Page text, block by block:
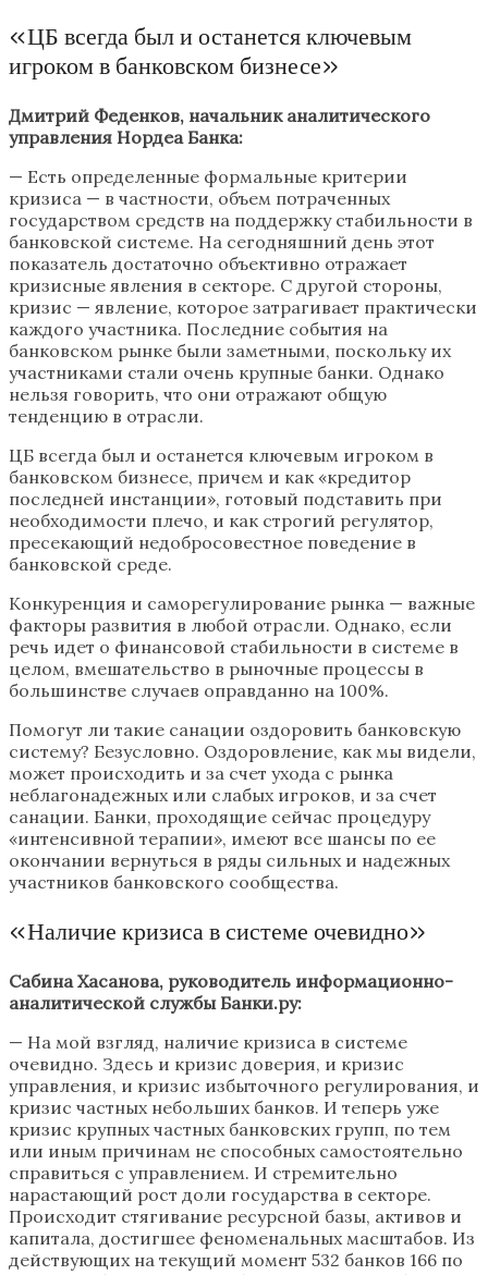
«ЦБ всегда был и останется ключевым
игроком в банковском бизнесе»
Дмитрий Феденков, начальник аналитического
управления Нордеа Банка:
— Есть определенные формальные критерии
кризиса — в частности, объем потраченных
государством средств на поддержку стабильности в
банковской системе. На сегодняшний день этот
показатель достаточно объективно отражает
кризисные явления в секторе. С другой стороны,
кризис — явление, которое затрагивает практически
каждого участника. Последние события на
банковском рынке были заметными, поскольку их
участниками стали очень крупные банки. Однако
нельзя говорить, что они отражают общую
тенденцию в отрасли.
ЦБ всегда был и останется ключевым игроком в
банковском бизнесе, причем и как «кредитор
последней инстанции», готовый подставить при
необходимости плечо, и как строгий регулятор,
пресекающий недобросовестное поведение в
банковской среде.
Конкуренция и саморегулирование рынка — важные
факторы развития в любой отрасли. Однако, если
речь идет о финансовой стабильности в системе в
целом, вмешательство в рыночные процессы в
большинстве случаев оправданно на 100%.
Помогут ли такие санации оздоровить банковскую
систему? Безусловно. Оздоровление, как мы видели,
может происходить и за счет ухода с рынка
неблагонадежных или слабых игроков, и за счет
санации. Банки, проходящие сейчас процедуру
«интенсивной терапии», имеют все шансы по ее
окончании вернуться в ряды сильных и надежных
участников банковского сообщества.
«Наличие кризиса в системе очевидно»
Сабина Хасанова, руководитель информационно-
аналитической службы Банки.ру:
— На мой взгляд, наличие кризиса в системе
очевидно. Здесь и кризис доверия, и кризис
управления, и кризис избыточного регулирования, и
кризис частных небольших банков. И теперь уже
кризис крупных частных банковских групп, по тем
или иным причинам не способных самостоятельно
справиться с управлением. И стремительно
нарастающий рост доли государства в секторе.
Происходит стягивание ресурсной базы, активов и
капитала, достигшее феноменальных масштабов. Из
действующих на текущий момент 532 банков 166 по